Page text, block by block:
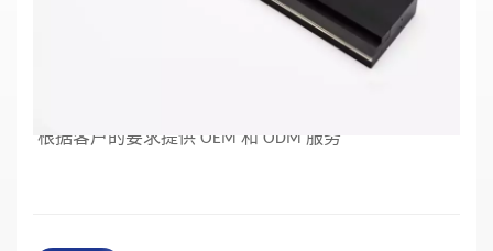
可采用进口高传输率的SCHOTT玻璃光纤制作
采用进口高传输率的塑料光纤制作
采用进口高传输率的石英光纤制作，实现紫外到红外
根据客户的要求提供 OEM 和 ODM 服务